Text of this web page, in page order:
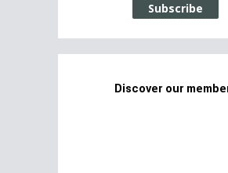
Subscribe
Discover our